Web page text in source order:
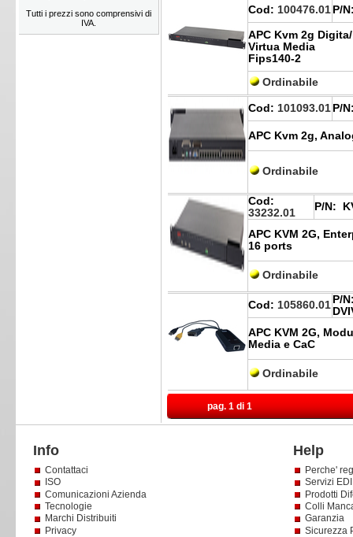
Tutti i prezzi sono comprensivi di
IVA.
Cod: 100476.01 P/
APC Kvm 2g
Virtua Media
Fips140-2
Ordinabile
Cod: 101093.01 P/
APC Kvm 2g,
Ordinabile
Cod:
33232.01
P/N:
APC KVM 2G,
16 ports
Ordinabile
Cod: 105860.01 P/
APC KVM 2G,
Media e CaC
Ordinabile
pag. 1 di 1
Info Help
Contattaci
ISO
Comunicazioni Azienda
Tecnologie
Marchi Distribuiti
Privacy
Perche'
Servizi
Prodotti
Colli
Garanzia
Sicurezza